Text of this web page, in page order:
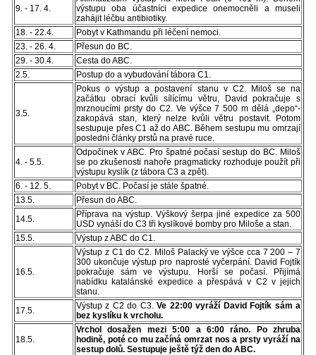
9. - 17. 4.
výstupu oba účastníci expedice onemocněli a museli
zahájit léčbu antibiotiky.
18. - 22.4.
Pobyt v Kathmandu při léčení nemoci.
23. - 26. 4.
Přesun do BC.
29. - 30.4.
Cesta do ABC.
2.5.
Postup do a vybudování tábora C1.
3.5.
Pokus o výstup a postavení stanu v C2. Miloš se na
začátku obrací kvůli sílícímu větru, David pokračuje s
mrznoucími prsty do C2. Ve výšce 7 500 m dělá „depo“-
zakopává stan, který nelze kvůli větru postavit. Potom
sestupuje přes C1 až do ABC. Během sestupu mu omrzají
poslední články prstů na pravé ruce.
4. - 5.5.
Odpočinek v ABC. Pro špatné počasí sestup do BC. Miloš
se po zkušenosti nahoře pragmaticky rozhoduje použít při
výstupu kyslík (z tábora C3 a zpět).
6. - 12. 5.
Pobyt v BC. Počasí je stále špatné.
13.5.
Přesun do ABC.
14.5.
Příprava na výstup. Výškový šerpa jiné expedice za 500
USD vynáší do C3 tři kyslíkové bomby pro Miloše a stan.
15.5.
Výstup z ABC do C1.
16.5.
Výstup z C1 do C2. Miloš Palacký ve výšce cca 7 200 – 7
300 ukončuje výstup pro naprosté vyčerpání. David Fojtík
pokračuje sám ve výstupu. Horší se počasí. Přijímá
nabídku katalánské expedice a přespává v C2 v jejich
stanu.
17.5.
Výstup z C2 do C3.Ve 22:00 vyráží David Fojtík sám a
bez kyslíku k vrcholu.
18.5.
Vrchol dosažen mezi 5:00 a 6:00 ráno. Po zhruba
hodině, poté co mu začíná omrzat nos a prsty vyráží na
sestup dolů. Sestupuje ještě týž den do ABC.